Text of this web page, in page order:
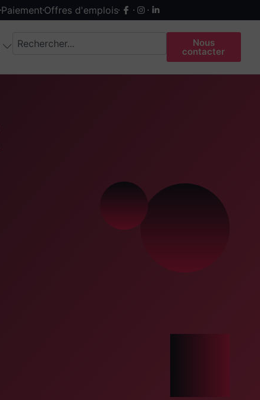
Paiement Offres d'emplois
Nous
contacter